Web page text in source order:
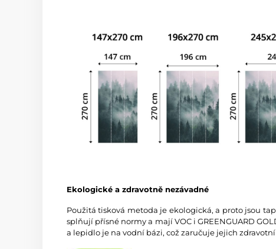
Ekologické a zdravotně nezávadné
Použitá tisková metoda je ekologická, a proto jsou
splňují přísné normy a mají VOC i GREENGUARD
a lepidlo je na vodní bázi, což zaručuje jejich